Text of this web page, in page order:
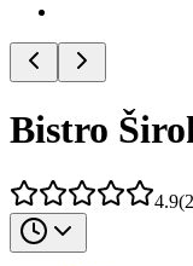
Bistro
4.9(